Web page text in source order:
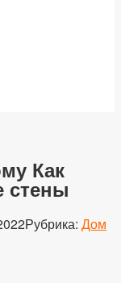
Как
стены
Рубрика: Дом